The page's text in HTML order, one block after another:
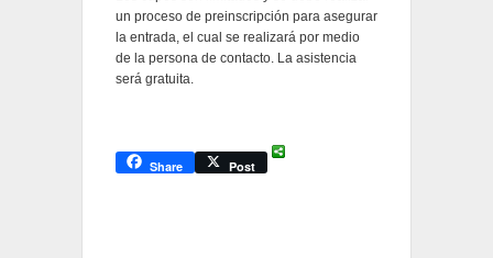
un proceso de preinscripción para asegurar
la entrada, el cual se realizará por medio
de la persona de contacto. La asistencia
será gratuita.
Share Post